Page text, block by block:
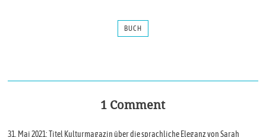
BUCH
1 Comment
31. Mai 2021: Titel Kulturmagazin über die sprachliche Eleganz von Sarah